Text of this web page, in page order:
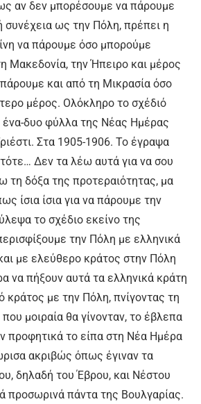
αν δεν μπορέσουμε να πάρουμε
συνέχεια ως την Πόλη, πρέπει η
να πάρουμε όσο μπορούμε
Μακεδονία, την Ήπειρο και μέρος
και από τη Μικρασία όσο
μέρος. Ολόκληρο το σχέδιό
ένα-δυο φύλλα της Νέας Ημέρας
Στα 1905-1906. Το έγραψα
Δεν τα λέω αυτά για να σου
δόξα της προτεραιότητας, μα
ίσια ίσια για να πάρουμε την
το σχέδιο εκείνο της
την Πόλη με ελληνικά
με ελεύθερο κράτος στην Πόλη
να πήξουν αυτά τα ελληνικά κράτη
κράτος με την Πόλη, πνίγοντας τη
μοιραία θα γίνονταν, το έβλεπα
προφητικά το είπα στη Νέα Ημέρα
ακριβώς όπως έγιναν τα
δηλαδή του Έβρου, και Νέστου
προσωρινά πάντα της Βουλγαρίας.